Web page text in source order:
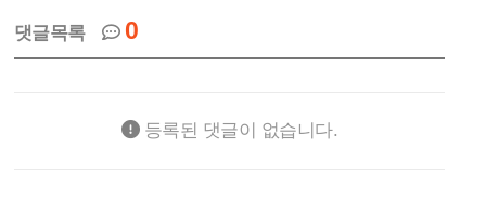
댓글목록 0
등록된 댓글이 없습니다.